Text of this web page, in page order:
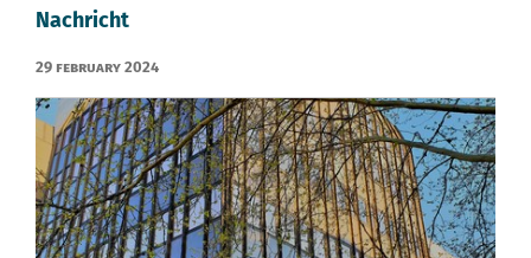
Nachricht
29 February 2024